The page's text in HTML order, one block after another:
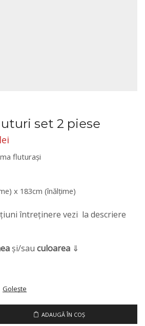
set 2 piese
lei
fluturaşi
x 183cm (înălţime)
întreținere vezi la descriere
și/sau culoarea ⇓
Golește
ADAUGĂ ÎN COȘ